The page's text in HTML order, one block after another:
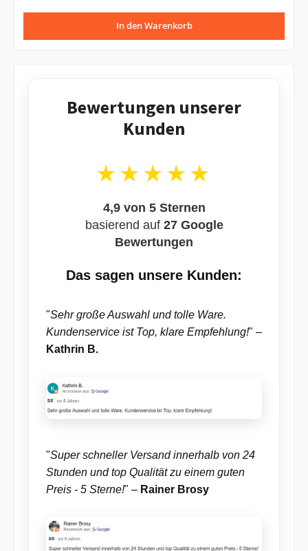
In den Warenkorb
Bewertungen unserer
Kunden
★★★★★
4,9 von 5 Sternen
basierend auf 27 Google
Bewertungen
Das sagen unsere Kunden:
"Sehr große Auswahl und tolle Ware.
Kundenservice ist Top, klare Empfehlung!" –
Kathrin B.
"Super schneller Versand innerhalb von 24
Stunden und top Qualität zu einem guten
Preis - 5 Sterne!" – Rainer Brosy